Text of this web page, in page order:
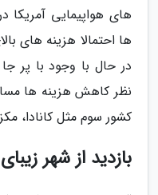
های هواپیمایی آمریکا
ها احتمالا هزینه های
در حال با وجود با پر جا
نظر کاهش هزینه ها
کشور سوم مثل کانادا،
بازدید از شهر